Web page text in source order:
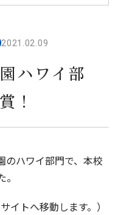
アクセス
登録
サイトについて
2021.02.09
ハワイ部
！
のハワイ部門で、本校
イトへ移動します。）